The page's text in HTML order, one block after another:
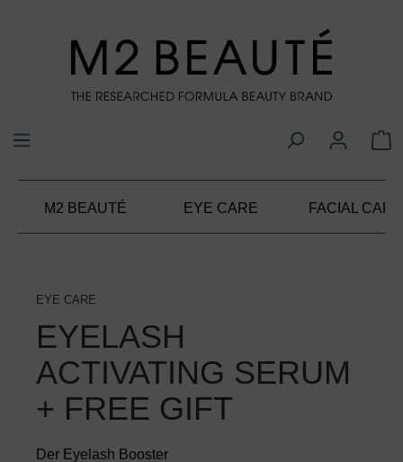
M2 BEAUTÉ EYE CARE FACIAL CARE
EYE CARE
EYELASH
ACTIVATING SERUM
+ FREE GIFT
Der Eyelash Booster